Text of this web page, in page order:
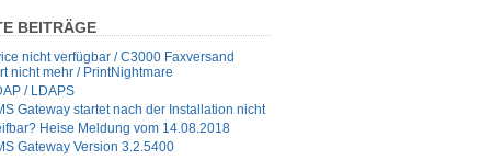
BEITRÄGE
nicht verfügbar / C3000 Faxversand
nicht mehr / PrintNightmare
/ LDAPS
Gateway startet nach der Installation nicht
Heise Meldung vom 14.08.2018
Gateway Version 3.2.5400